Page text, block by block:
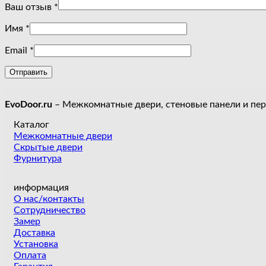
Ваш отзыв *
Имя *
Email *
EvoDoor.ru – Межкомнатные двери, стеновые панели и
Каталог
Межкомнатные двери
Скрытые двери
Фурнитура
информация
О нас/контакты
Сотрудничество
Замер
Доставка
Установка
Оплата